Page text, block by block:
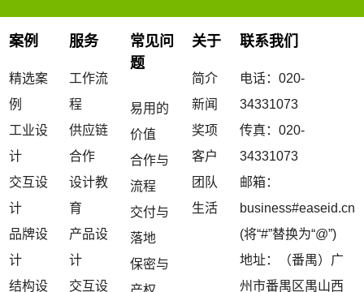
案例
精选案
例
工业设
计
交互设
计
品牌设
计
结构设
服务
工作流
程
供应链
合作
设计教
育
产品设
计
交互设
常见问
题
易用的
价值
合作与
流程
交付与
落地
保密与
关于
简介
新闻
奖项
客户
团队
生活
联系我们
电话：020-
34331073
传真：020-
34331073
邮箱：
business#easeid.cn
(将“#”替换为“@”)
地址：（番禺）广
州市番禺区禺山西